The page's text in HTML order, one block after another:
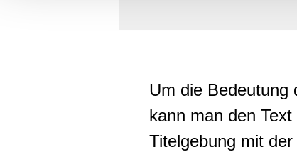
Um die Bedeutung
kann man den
Titelgebung mit